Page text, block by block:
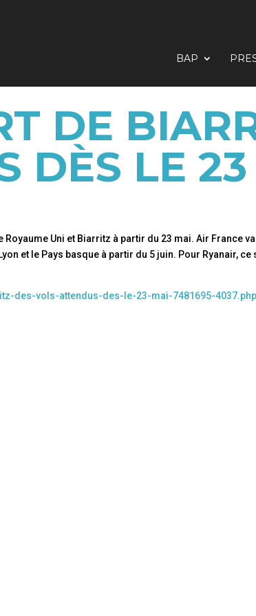
BAP
DE
DÈS LE
Uni et Biarritz à partir du 23 mai. Air France va
et le Pays basque à partir du 5 juin. Pour Ryanair, ce
des-vols-attendus-des-le-23-mai-7481695-4037.php